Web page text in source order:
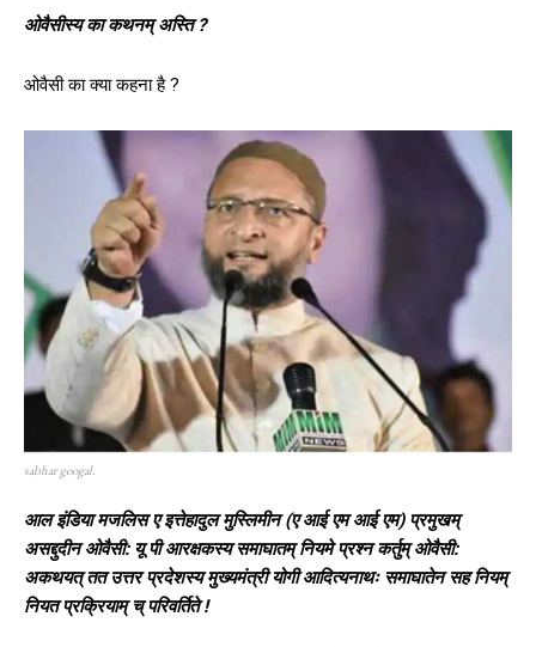
ओवैसीस्य का कथनम् अस्ति ?
ओवैसी का क्या कहना है ?
sabhar googal.
आल इंडिया मजलिस ए इत्तेहादुल मुस्लिमीन (ए आई एम आई एम) प्रमुखम्
असद्दुदीन ओवैसी: यू पी आरक्षकस्य समाघातम् नियमे प्रश्न कर्तुम् ओवैसी:
अकथयत् तत उत्तर प्रदेशस्य मुख्यमंत्री योगी आदित्यनाथः समाघातेन सह नियम्
नियत प्रक्रियाम् च् परिवर्तिते !